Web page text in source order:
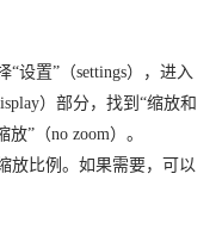
设置”（settings），进入
）部分，找到“缩放和
”（no zoom）。
放比例。如果需要，可以